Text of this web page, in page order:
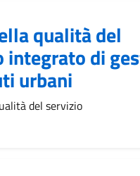
qualità del
integrato di
urbani
del servizio